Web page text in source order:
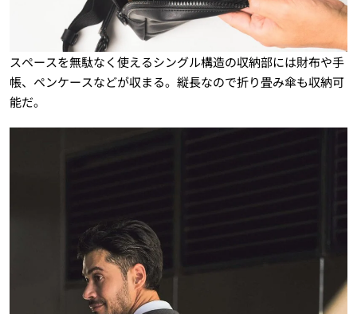
スペースを無駄なく使えるシングル構造の収納部には財布や手
帳、ペンケースなどが収まる。縦長なので折り畳み傘も収納可
能だ。